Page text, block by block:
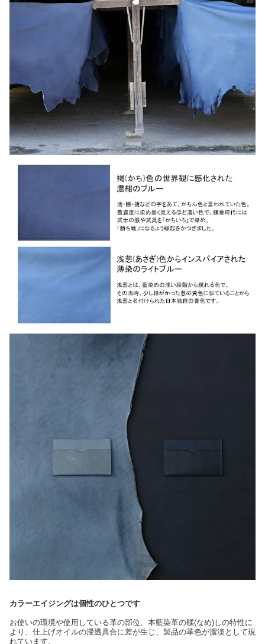
カラーエイジングは個性のひとつです
お使いの環境や使用している革の部位、本藍染革の鞣(なめ)しの特性に
より、仕上げオイルの浸透具合に差が生じ、製品の革色が濃淡として現
れています。